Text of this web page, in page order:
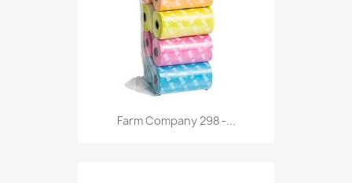
Anteprima
Farm Company 298 -...